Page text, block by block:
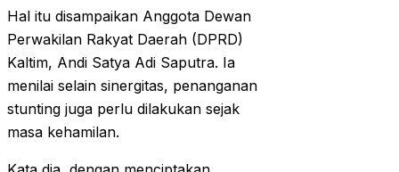
Hal itu disampaikan Anggota Dewan
Perwakilan Rakyat Daerah (DPRD)
Kaltim, Andi Satya Adi Saputra. Ia
menilai selain sinergitas, penanganan
stunting juga perlu dilakukan sejak
masa kehamilan.